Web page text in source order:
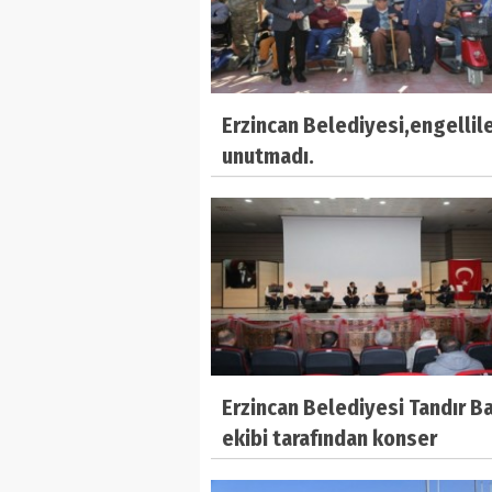
Erzincan
unutmadı.
Erzincan Belediyesi Tandır
ekibi tarafından konser